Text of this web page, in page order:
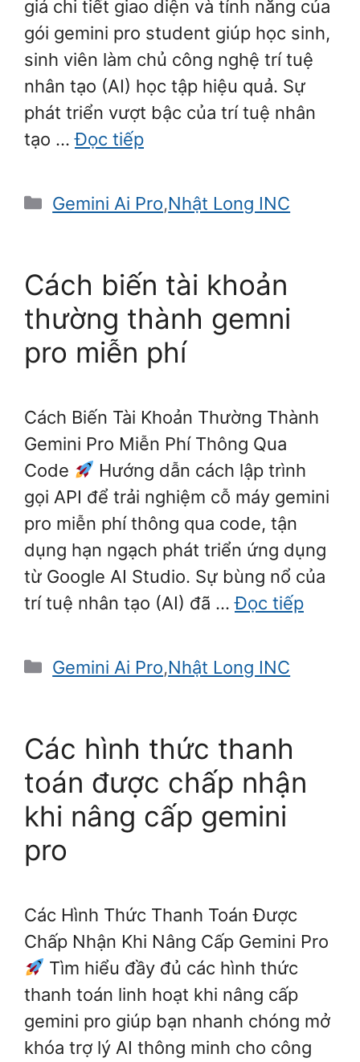
giá chi tiết giao diện và tính năng của
gói gemini pro student giúp học sinh,
sinh viên làm chủ công nghệ trí tuệ
nhân tạo (AI) học tập hiệu quả. Sự
phát triển vượt bậc của trí tuệ nhân
tạo …Đọc tiếp
Danh
Gemini Ai Pro,Nhật Long INC
Cách biến tài khoản
thường thành gemni
pro miễn phí
Cách Biến Tài Khoản Thường Thành
Gemini Pro Miễn Phí Thông Qua
Code
Hướng dẫn cách lập trình
gọi API để trải nghiệm cỗ máy gemini
pro miễn phí thông qua code, tận
dụng hạn ngạch phát triển ứng dụng
từ Google AI Studio. Sự bùng nổ của
trí tuệ nhân tạo (AI) đã …Đọc tiếp
Danh
Gemini Ai Pro,Nhật Long INC
Các hình thức thanh
toán được chấp nhận
khi nâng cấp gemini
pro
Các Hình Thức Thanh Toán Được
Chấp Nhận Khi Nâng Cấp Gemini Pro
Tìm hiểu đầy đủ các hình thức
thanh toán linh hoạt khi nâng cấp
gemini pro giúp bạn nhanh chóng mở
khóa trợ lý AI thông minh cho công